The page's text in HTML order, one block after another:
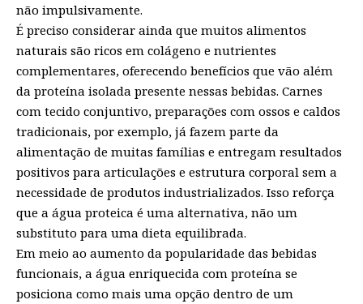
não impulsivamente.
É preciso considerar ainda que muitos alimentos
naturais são ricos em colágeno e nutrientes
complementares, oferecendo benefícios que vão além
da proteína isolada presente nessas bebidas. Carnes
com tecido conjuntivo, preparações com ossos e caldos
tradicionais, por exemplo, já fazem parte da
alimentação de muitas famílias e entregam resultados
positivos para articulações e estrutura corporal sem a
necessidade de produtos industrializados. Isso reforça
que a água proteica é uma alternativa, não um
substituto para uma dieta equilibrada.
Em meio ao aumento da popularidade das bebidas
funcionais, a água enriquecida com proteína se
posiciona como mais uma opção dentro de um